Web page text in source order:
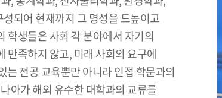
되어 현재까지 그 명성을 드높이고
학생들은 사회 각 분야에서 자기의
만족하지 않고, 미래 사회의 요구에
는 전공 교육뿐만 아니라 인접 학문과의
아가 해외 유수한 대학과의 교류를